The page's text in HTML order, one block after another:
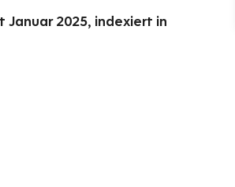
Januar 2025, indexiert in